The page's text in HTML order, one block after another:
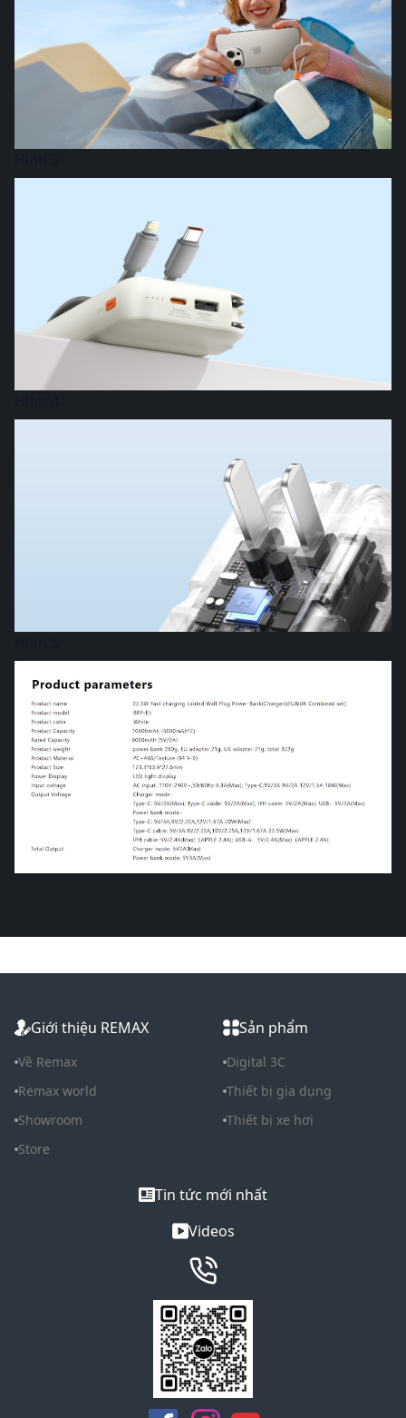
Giới thiệu REMAX
Về Remax
Remax world
Showroom
Store
Sản phẩm
Digital 3C
Thiết bị gia dụng
Thiết bị xe hơi
Tin tức mới nhất
Videos